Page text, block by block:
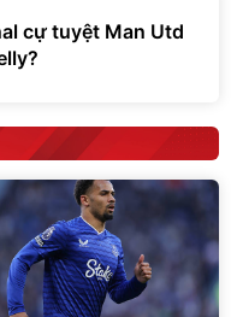
cự tuyệt Man Utd